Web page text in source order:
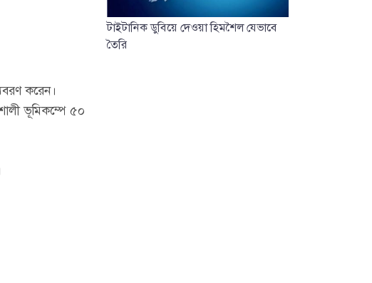
করেন।
ভূমিকম্পে ৫০
টাইটানিক ডুবিয়ে দেওয়া হিমশৈল যেভাবে
তৈরি